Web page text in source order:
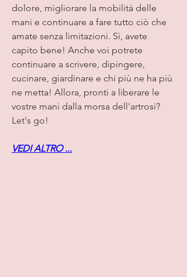
dolore, migliorare la mobilità delle
mani e continuare a fare tutto ciò che
amate senza limitazioni. Sì, avete
capito bene! Anche voi potrete
continuare a scrivere, dipingere,
cucinare, giardinare e chi più ne ha più
ne metta! Allora, pronti a liberare le
vostre mani dalla morsa dell'artrosi?
Let's go!
VEDI ALTRO ...